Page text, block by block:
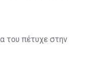
του πέτυχε στην